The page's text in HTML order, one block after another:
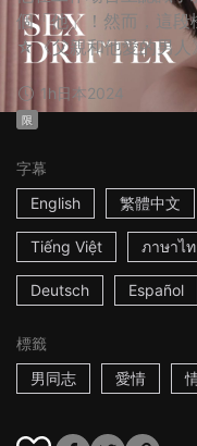
個「他」！然而，這
☆《父親和他愛的男人
1h日本2024
限
字幕
English
繁體中文
Tiếng Việt ภาษาไ
Deutsch Español
標籤
男同志
愛情